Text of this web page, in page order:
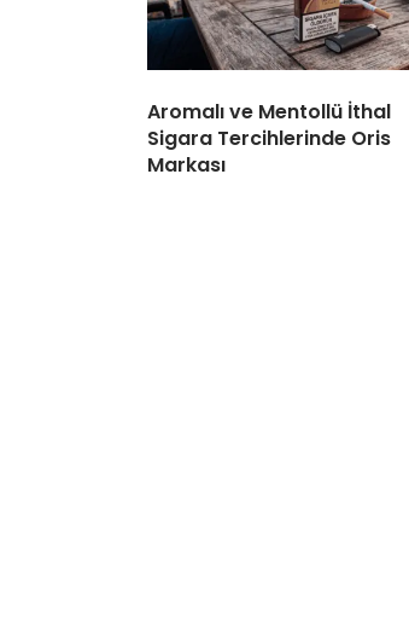
Aromalı ve Mentollü İthal
Sigara Tercihlerinde Oris
Markası